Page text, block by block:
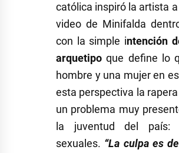
católica inspiró la artista a
video de Minifalda
con la simple intención
arquetipo que define lo
hombre y una mujer en
esta perspectiva la
un problema muy
la juventud del país:
sexuales. “La culpa es